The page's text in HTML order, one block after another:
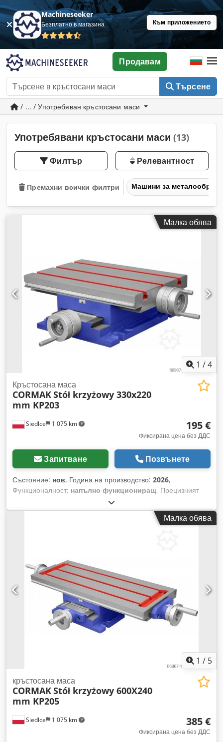
Machineseeker
Безплатно в магазина Към приложението
Търсене
Продавам
/ ... / Употребяван кръстосани маси
Употребявани кръстосани маси (13)
Филтър Релевантност
Премахни всички филтри Машини за
Малка обява
1 /4
Siedlce 1 075 km
Кръстосана маса
CORMAKStół krzyżowy 330x220
mm KP203
195 €
Фиксирана цена без ДДС
Запитване Позвънете
Състояние: нов, Година на производство: 2026,
Функционалност: напълно функциониращ, Прецизният
кръстат плот с предпазител на винта и плъзгащи се
направляващи, изработени по метода „лястовича опашка“,
значително подобрява твърдостта на плота и позволява
работата на бормашини, фрези и др., осигурявайки
прецизно позициониране при разстъргване или пробиване.
- Предпазителят на винта предотвратява навлизане на
стружки в механизма за подаване. - Допълнително
предимство е скалата на летвата, която улеснява
постоянната проверка на положението на плота по осите X
и Y. Dsdovu Uwuepfx Albsck - Нониус 4 mm/0,02 mm
Малка обява
1 / 5
Siedlce 1 075 km
кръстосана маса
CORMAKStół krzyżowy 600X240
mm KP205
385 €
Фиксирана цена без ДДС